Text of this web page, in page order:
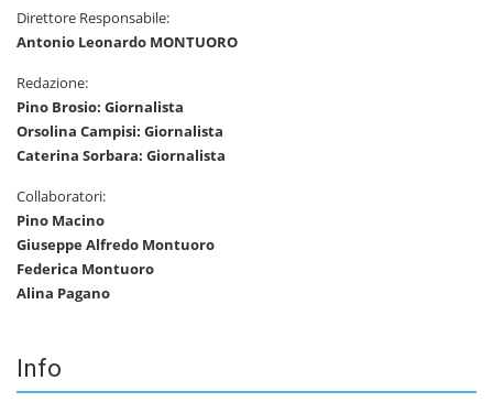
Direttore Responsabile:
Antonio Leonardo MONTUORO
Redazione:
Pino Brosio: Giornalista
Orsolina Campisi: Giornalista
Caterina Sorbara: Giornalista
Collaboratori:
Pino Macino
Giuseppe Alfredo Montuoro
Federica Montuoro
Alina Pagano
Info